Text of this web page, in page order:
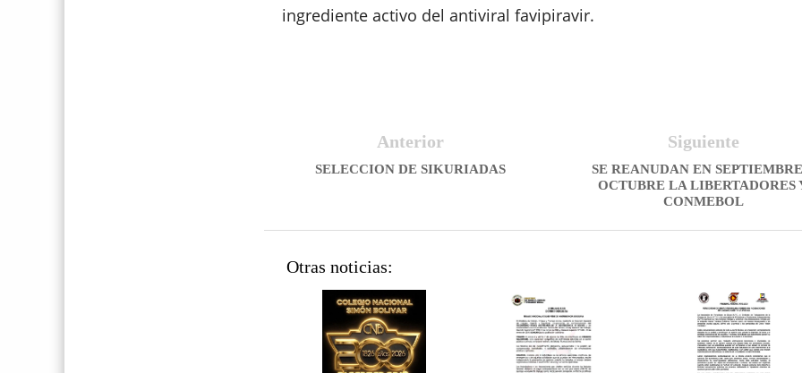
ingrediente activo del antiviral favipiravir.
Siguiente
SE REANUDAN EN
OCTUBRE LA LIBERTADORES
CONMEBOL
Anterior
SELECCION DE SIKURIADAS
Otras noticias: